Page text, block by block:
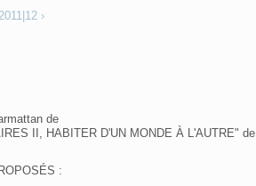
›
de
II, HABITER D'UN MONDE À L'AUTRE" de
: